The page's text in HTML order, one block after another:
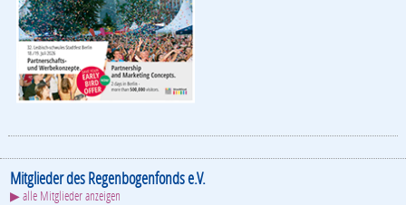
Mitglieder des Regenbogenfonds e.V.
▶ alle Mitglieder anzeigen